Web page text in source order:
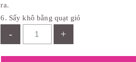
ra.
6. Sấy khô bằng quạt gió
- +